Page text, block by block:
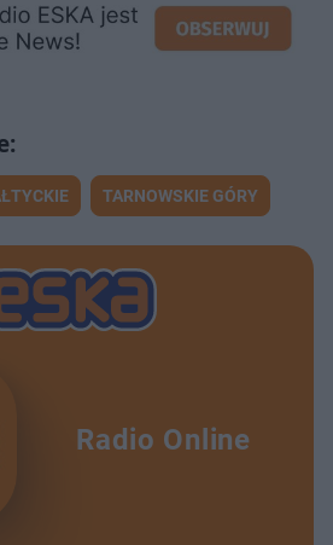
TARNOWSKIE GÓRY
Radio Online